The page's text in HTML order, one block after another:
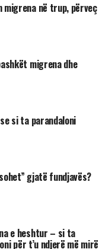
migrena në trup, përveç
migrena dhe
si ta parandaloni
gjatë fundjavës?
e heshtur – si ta
për t’u ndjerë më mirë